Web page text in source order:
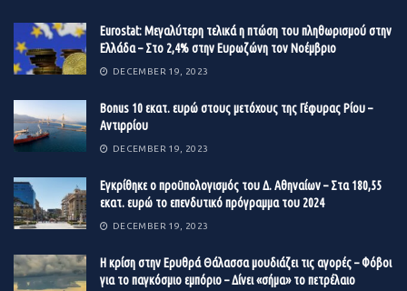
δικαιώνει,” καταλήγει ο κ. Κοντός.
Eurostat: Μεγαλύτερη τελικά η πτώση του πληθωρισμού στην
Ελλάδα – Στο 2,4% στην Ευρωζώνη τον Νοέμβριο
DECEMBER 19, 2023
Βonus 10 εκατ. ευρώ στους μετόχους της Γέφυρας Ρίου –
Αντιρρίου
DECEMBER 19, 2023
Εγκρίθηκε ο προϋπολογισμός του Δ. Αθηναίων – Στα 180,55
εκατ. ευρώ το επενδυτικό πρόγραμμα του 2024
DECEMBER 19, 2023
Η κρίση στην Ερυθρά Θάλασσα μουδιάζει τις αγορές – Φόβοι
για το παγκόσμιο εμπόριο – Δίνει «σήμα» το πετρέλαιο